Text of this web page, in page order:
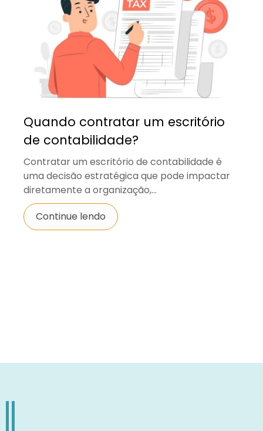
Quando contratar um escritório
de contabilidade?
Contratar um escritório de contabilidade é
uma decisão estratégica que pode impactar
diretamente a organização,...
Continue lendo